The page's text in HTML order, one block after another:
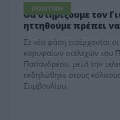
ΠΟΛΙΤΙΚΗ
Θα στηρίξουμε τον
ηττηθούμε πρέπει
Σε νέα φάση εισέρχονται
κορυφαίων στελεχών του
Παπανδρέου, μετά την
εκδηλώθηκε στους
Συμβουλίου.